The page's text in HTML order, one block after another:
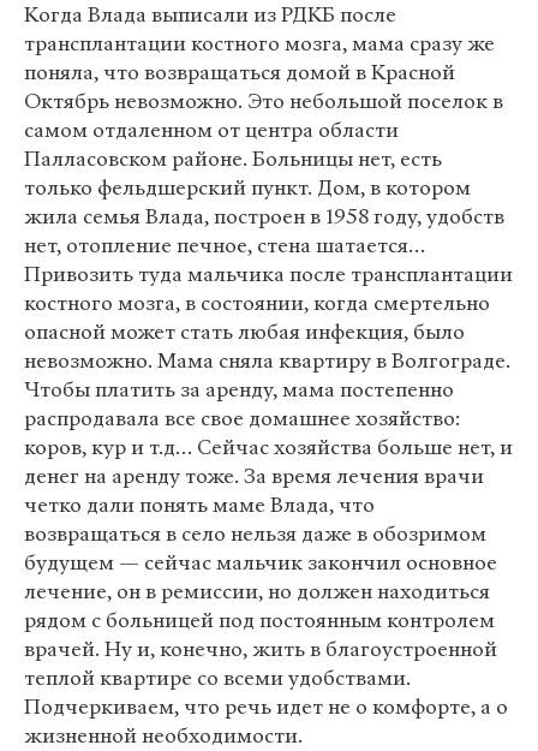
Когда Влада выписали из РДКБ после
трансплантации костного мозга, мама сразу же
поняла, что возвращаться домой в Красной
Октябрь невозможно. Это небольшой поселок в
самом отдаленном от центра области
Палласовском районе. Больницы нет, есть
только фельдшерский пункт. Дом, в котором
жила семья Влада, построен в 1958 году, удобств
нет, отопление печное, стена шатается…
Привозить туда мальчика после трансплантации
костного мозга, в состоянии, когда смертельно
опасной может стать любая инфекция, было
невозможно. Мама сняла квартиру в Волгограде.
Чтобы платить за аренду, мама постепенно
распродавала все свое домашнее хозяйство:
коров, кур и т.д… Сейчас хозяйства больше нет, и
денег на аренду тоже. За время лечения врачи
четко дали понять маме Влада, что
возвращаться в село нельзя даже в обозримом
будущем — сейчас мальчик закончил основное
лечение, он в ремиссии, но должен находиться
рядом с больницей под постоянным контролем
врачей. Ну и, конечно, жить в благоустроенной
теплой квартире со всеми удобствами.
Подчеркиваем, что речь идет не о комфорте, а о
жизненной необходимости.